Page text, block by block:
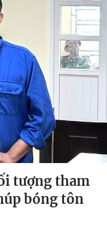
tượng tham
bóng tôn